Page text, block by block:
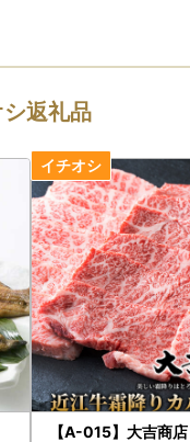
つきましては返礼品ペー
内に発送
たします。
して、1月10日までに下
返礼品
【A-015】大吉商